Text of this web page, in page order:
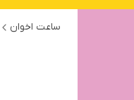
ساعت اخوان